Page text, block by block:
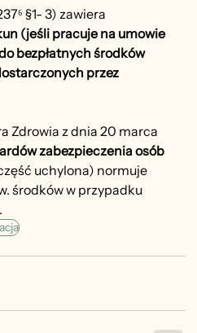
§1- 3) zawiera
(jeśli pracuje na umowie
bezpłatnych środków
przez
Zdrowia z dnia 20 marca
zabezpieczenia osób
uchylona) normuje
środków w przypadku